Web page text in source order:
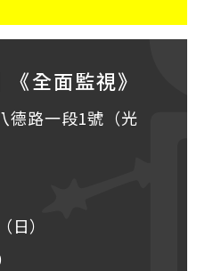
全面監視》
德路一段1號（光
）